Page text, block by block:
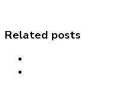
Related posts